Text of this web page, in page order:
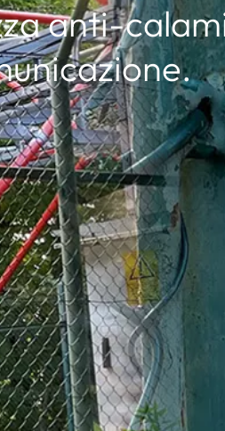
anti-